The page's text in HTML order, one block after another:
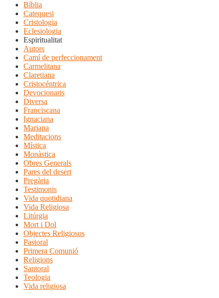
Bíblia
Catequesi
Cristologia
Eclesiologia
Espiritualitat
Autors
Camí de perfeccionament
Carmelitana
Claretiana
Cristocéntrica
Devocionaris
Diversa
Franciscana
Ignaciana
Mariana
Meditacions
Mística
Monàstica
Obres Generals
Pares del desert
Pregària
Testimonis
Vida quotidiana
Vida Religiosa
Litúrgia
Mort i Dol
Objectes Religiosos
Pastoral
Primera Comunió
Religions
Santoral
Teologia
Vida religiosa